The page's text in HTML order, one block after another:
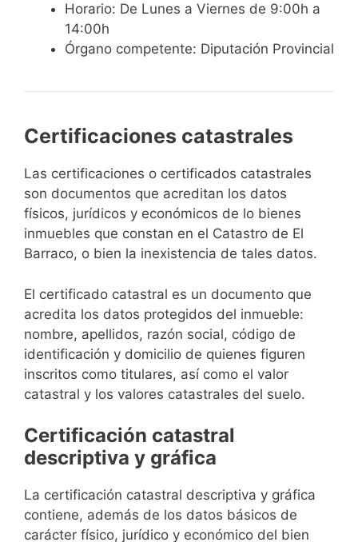
Horario: De Lunes a Viernes de 9:00h a
14:00h
Órgano competente: Diputación Provincial
Certificaciones catastrales
Las certificaciones o certificados catastrales
son documentos que acreditan los datos
físicos, jurídicos y económicos de lo bienes
inmuebles que constan en el Catastro de El
Barraco, o bien la inexistencia de tales datos.
El certificado catastral es un documento que
acredita los datos protegidos del inmueble:
nombre, apellidos, razón social, código de
identificación y domicilio de quienes figuren
inscritos como titulares, así como el valor
catastral y los valores catastrales del suelo.
Certificación catastral
descriptiva y gráfica
La certificación catastral descriptiva y gráfica
contiene, además de los datos básicos de
carácter físico, jurídico y económico del bien